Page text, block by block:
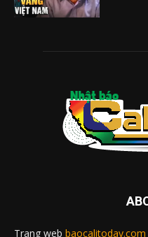
Trang web baocalitoday.com